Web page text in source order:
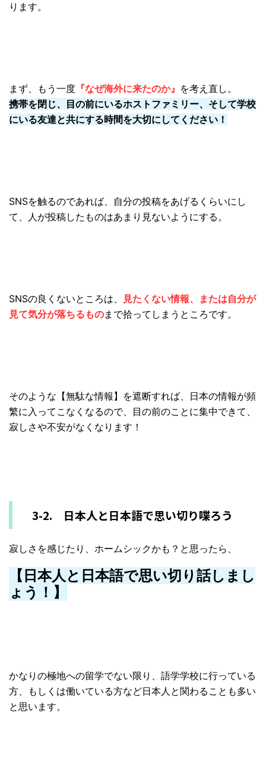
ります。
まず、もう一度 『なぜ海外に来たのか』 を考え直し。
携帯を閉じ、目の前にいるホストファミリー、 そして学校
にいる友達と共にする時間を大切にしてください！
SNSを触るのであれば、自分の投稿をあげるくらいにし
て、人が投稿したものはあまり見ないようにする。
SNSの良くないところは、 見たくない情報、
または自分が
見て気分が落ちるものまで拾ってしまうところです。
そのような【無駄な情報】を遮断すれば、 日本の情報が頻
繁に入ってこなくなるので、 目の前のことに集中できて、
寂しさや不安がなくなります！
3-2. 日本人と日本語で思い切り喋ろう
寂しさを感じたり、ホームシックかも？と思ったら、
【日本人と日本語で思い切り話しまし
ょう！】
かなりの極地への留学でない限り、語学学校に行っている
方、
もしくは働いている方など日本人と関わることも多い
と思います。